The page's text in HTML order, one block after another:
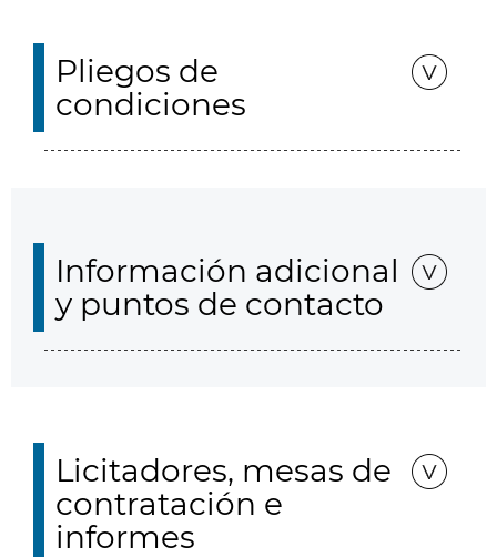
Pliegos de
condiciones
Información adicional
y puntos de contacto
Licitadores, mesas de
contratación e
informes